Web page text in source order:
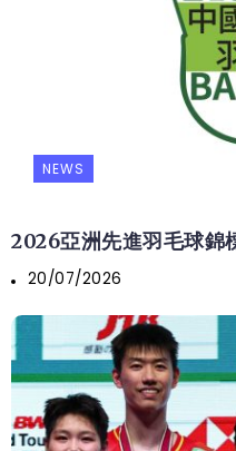
NEWS
2026亞洲先進羽毛球錦
20/07/2026